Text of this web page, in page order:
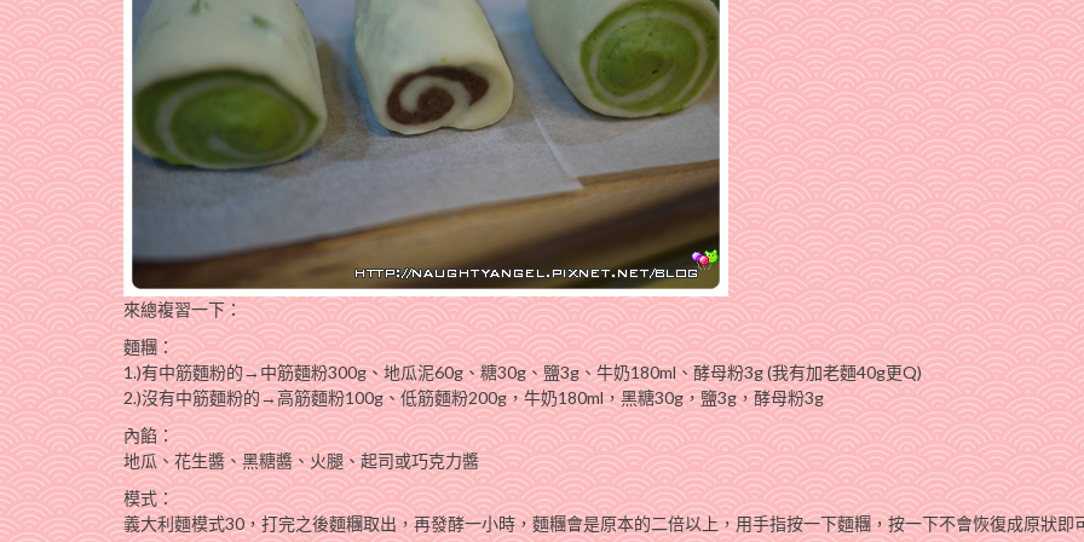
來總複習一下：
麵糰：
1.)有中筋麵粉的→中筋麵粉300g、地瓜泥60g、糖30g、鹽3g、牛奶180ml、酵母粉3g (我有加老麵40g更Q)
2.)沒有中筋麵粉的→高筋麵粉100g、低筋麵粉200g，牛奶180ml，黑糖30g，鹽3g，酵母粉3g
內餡：
地瓜、花生醬、黑糖醬、火腿、起司或巧克力醬
模式：
義大利麵模式30，打完之後麵糰取出，再發酵一小時，麵糰會是原本的二倍以上，用手指按一下麵糰，按一下不會恢復成原狀即